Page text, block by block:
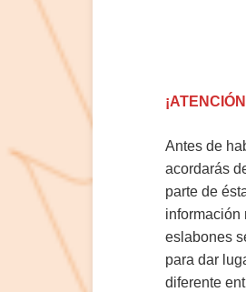
Antes de
acordarás
parte de
información
eslabones
para dar
diferente